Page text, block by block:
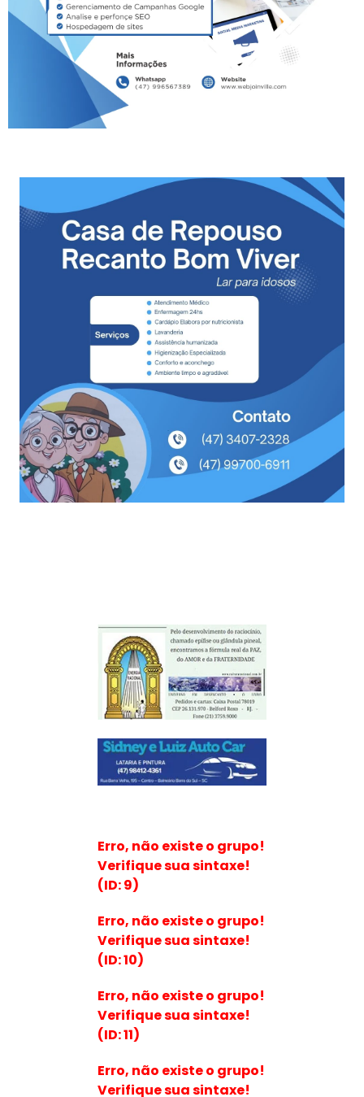
Erro, não existe o grupo!
Verifique sua sintaxe!
(ID: 9)
Erro, não existe o grupo!
Verifique sua sintaxe!
(ID: 10)
Erro, não existe o grupo!
Verifique sua sintaxe!
(ID: 11)
Erro, não existe o grupo!
Verifique sua sintaxe!